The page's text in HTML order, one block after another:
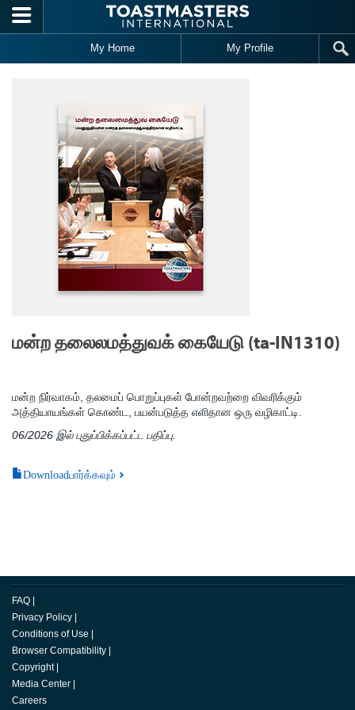
Skip to main content
My Home My Profile
மன்ற தலைலமத்துவக் கையேடு (ta-IN1310)
மன்ற நிர்வாகம், தலமைப் பொறுப்புகள் போன்றவற்றை விவரிக்கும்
அத்தியாயங்கள் கொண்ட, பயன்படுத்த எளிதான ஒரு வழிகாட்டி.
06/2026 இல் புதுப்பிக்கப்பட்ட பதிப்பு.
Downloadபார்க்கவும்
FAQ
Privacy Policy
Conditions of Use
Browser Compatibility
Copyright
Media Center
Careers